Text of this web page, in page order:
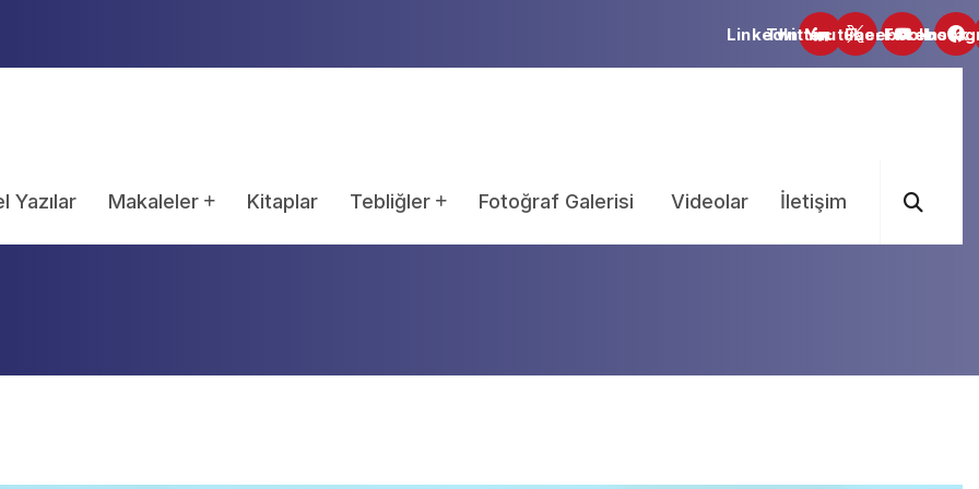
Yazılar Makaleler Kitaplar Tebliğler Fotoğraf Galerisi Videolar İletişim
Yargılamaları